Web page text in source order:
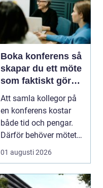
Boka konferens så
skapar du ett möte
som faktiskt gör
skillnad
Att samla kollegor på
en konferens kostar
både tid och pengar.
Därför behöver mötet
ge verkligt värd...
01 augusti 2026